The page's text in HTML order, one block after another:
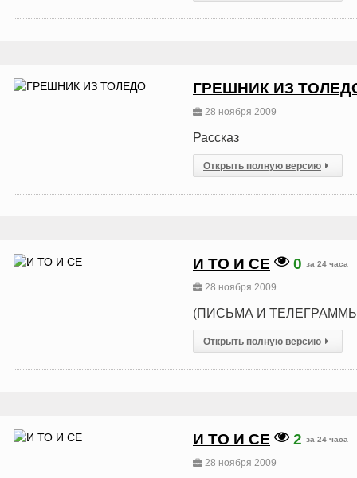
ГРЕШНИК ИЗ
28 ноября 2009
Рассказ
Открыть полную версию
И ТО И СЕ 0 за 24 часа
28 ноября 2009
(ПИСЬМА И
Открыть полную версию
И ТО И СЕ 2 за 24 часа
28 ноября 2009